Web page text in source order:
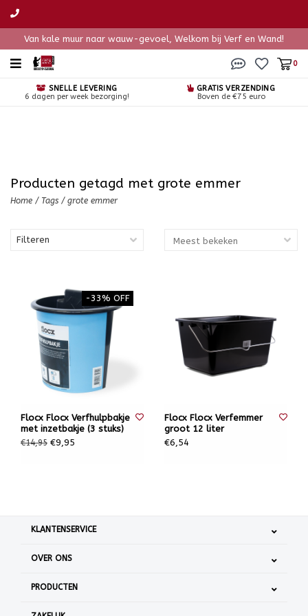
Van kale muur naar wauw-gevoel, Welkom bij Verf en Wand!
0
SNELLE LEVERING
6 dagen per week bezorging!
GRATIS VERZENDING
Boven de €75 euro
Producten getagd met grote emmer
Home / Tags / grote emmer
Filteren
-33% OFF
Flocx Flocx Verfhulpbakje
met inzetbakje (3 stuks)
€14,95 €9,95
Flocx Flocx Verfemmer
groot 12 liter
€6,54
KLANTENSERVICE
OVER ONS
PRODUCTEN